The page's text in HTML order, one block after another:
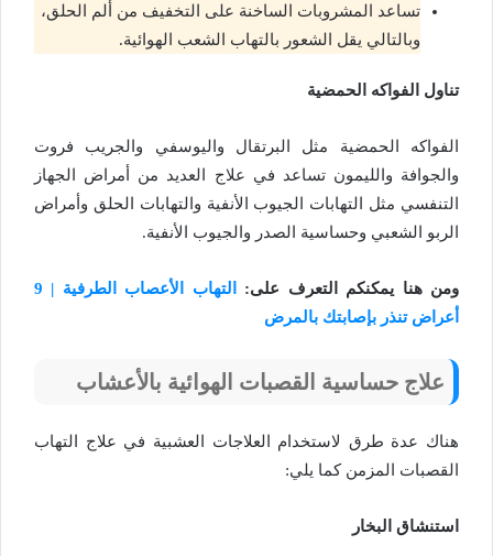
تساعد المشروبات الساخنة على التخفيف من ألم الحلق،
وبالتالي يقل الشعور بالتهاب الشعب الهوائية.
تناول الفواكه الحمضية
الفواكه الحمضية مثل البرتقال واليوسفي والجريب فروت
والجوافة والليمون تساعد في علاج العديد من أمراض الجهاز
التنفسي مثل التهابات الجيوب الأنفية والتهابات الحلق وأمراض
الربو الشعبي وحساسية الصدر والجيوب الأنفية.
ومن هنا يمكنكم التعرف على:
التهاب الأعصاب الطرفية | 9
أعراض تنذر بإصابتك بالمرض
علاج حساسية القصبات الهوائية بالأعشاب
هناك عدة طرق لاستخدام العلاجات العشبية في علاج التهاب
القصبات المزمن كما يلي:
استنشاق البخار